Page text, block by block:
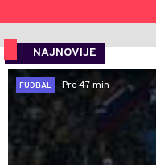
NAJNOVIJE
FUDBAL
Pre 47 min